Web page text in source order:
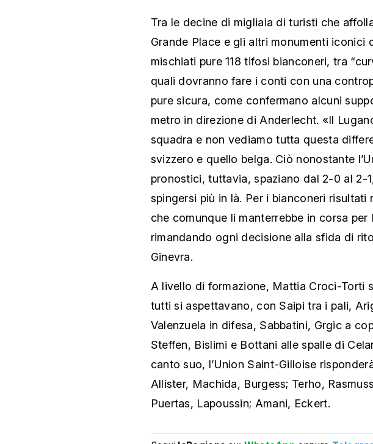
Tra le decine di migliaia di turisti che
Grande Place e gli altri monumenti iconici
mischiati pure 118 tifosi bianconeri, tra
quali dovranno fare i conti con una
pure sicura, come confermano alcuni
metro in direzione di Anderlecht. «Il
squadra e non vediamo tutta questa
svizzero e quello belga. Ciò nonostante
pronostici, tuttavia, spaziano dal 2-0 al 2-
spingersi più in là. Per i bianconeri risultati
che comunque li manterrebbe in corsa per
rimandando ogni decisione alla sfida di
Ginevra.
A livello di formazione, Mattia Croci-Torti
tutti si aspettavano, con Saipi tra i pali,
Valenzuela in difesa, Sabbatini, Grgic a
Steffen, Bislimi e Bottani alle spalle di
canto suo, l’Union Saint-Gilloise
Allister, Machida, Burgess; Terho,
Puertas, Lapoussin; Amani, Eckert.